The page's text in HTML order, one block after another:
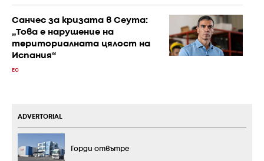
Санчес за кризата в Сеута:
„Това е нарушение на
териториалната цялост на
Испания“
ЕС
ADVERTORIAL
Горди отвътре